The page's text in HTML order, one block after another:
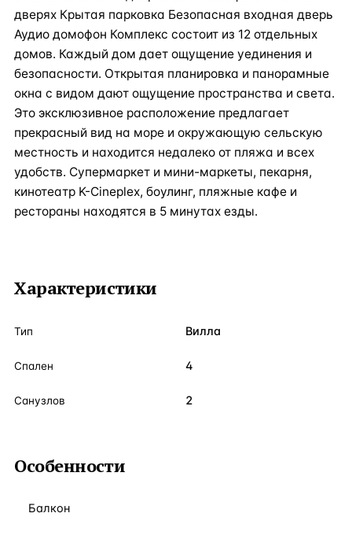
дверях Крытая парковка Безопасная входная дверь
Аудио домофон Комплекс состоит из 12 отдельных
домов. Каждый дом дает ощущение уединения и
безопасности. Открытая планировка и панорамные
окна с видом дают ощущение пространства и света.
Это эксклюзивное расположение предлагает
прекрасный вид на море и окружающую сельскую
местность и находится недалеко от пляжа и всех
удобств. Супермаркет и мини-маркеты, пекарня,
кинотеатр K-Cineplex, боулинг, пляжные кафе и
рестораны находятся в 5 минутах езды.
Характеристики
Тип Вилла
Спален 4
Санузлов 2
Особенности
Балкон